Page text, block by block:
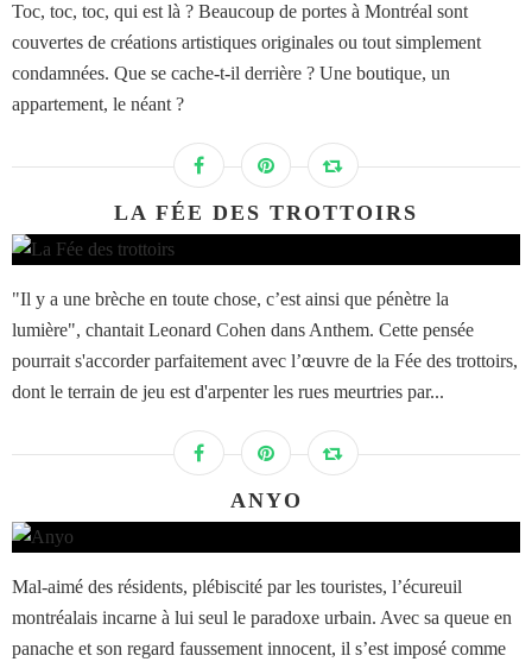
Toc, toc, toc, qui est là ? Beaucoup de portes à Montréal sont
couvertes de créations artistiques originales ou tout simplement
condamnées. Que se cache-t-il derrière ? Une boutique, un
appartement, le néant ?
LA FÉE DES TROTTOIRS
"Il y a une brèche en toute chose, c’est ainsi que pénètre la
lumière", chantait Leonard Cohen dans Anthem. Cette pensée
pourrait s'accorder parfaitement avec l’œuvre de la Fée des trottoirs,
dont le terrain de jeu est d'arpenter les rues meurtries par...
ANYO
Mal-aimé des résidents, plébiscité par les touristes, l’écureuil
montréalais incarne à lui seul le paradoxe urbain. Avec sa queue en
panache et son regard faussement innocent, il s’est imposé comme